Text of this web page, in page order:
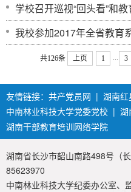
学校召开巡视“回头看”和教育行业不正
我校参加2017年全省教育系统党风廉政建
共126条 上页 1 3
友情链接： 共产党员网 | 湖南红
中南林业科技大学党委党校 | 湖
湖南干部教育培训网络学院
湖南省长沙市韶山南路498号（
85623970
中南林业科技大学纪委办公室、